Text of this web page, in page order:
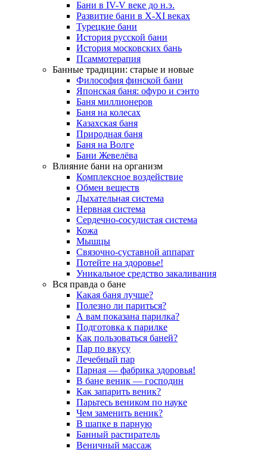
Бани в IV-V веке до н.э.
Развитие бани в X-XI веках
Турецкие бани
История русской бани
История московских бань
Псаммотерапия
Банные традиции: старые и новые
Философия финской бани
Японская баня: офуро и сэнто
Баня миллионеров
Баня на колесах
Казахская баня
Природная баня
Баня на Волге
Бани Жевелёва
Влияние бани на организм
Комплексное воздействие
Обмен веществ
Дыхательная система
Нервная система
Сердечно-сосудистая система
Кожа
Мышцы
Связочно-суставной аппарат
Потейте на здоровье!
Уникальное средство закаливания
Вся правда о бане
Какая баня лучше?
Полезно ли париться?
А вам показана парилка?
Подготовка к парилке
Как пользоваться баней?
Пар по вкусу
Лечебный пар
Парная — фабрика здоровья!
В бане веник — господин
Как запарить веник?
Парьтесь веником по науке
Чем заменить веник?
В шапке в парную
Банный растиратель
Веничный массаж